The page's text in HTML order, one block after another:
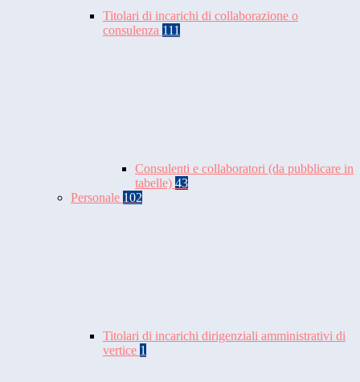
Titolari di incarichi di collaborazione o
consulenza 111
Consulenti e collaboratori (da pubblicare in
tabelle) 43
Personale 102
Titolari di incarichi dirigenziali amministrativi di
vertice 1